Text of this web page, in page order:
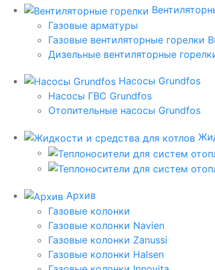
Газовые арматуры
Газовые вентиляторные горелки
Дизельные вентиляторные
Насосы Grundfos
Насосы ГВС Grundfos
Отопительные насосы Grundfos
Архив
Газовые колонки
Газовые колонки Navien
Газовые колонки Zanussi
Газовые колонки Halsen